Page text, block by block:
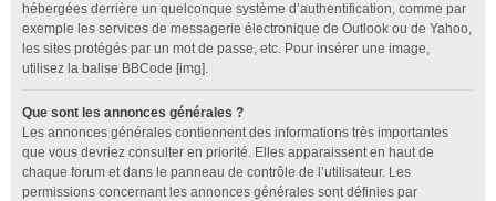
hébergées derrière un quelconque système d’authentification, comme par
exemple les services de messagerie électronique de Outlook ou de Yahoo,
les sites protégés par un mot de passe, etc. Pour insérer une image,
utilisez la balise BBCode [img].
Que sont les annonces générales ?
Les annonces générales contiennent des informations très importantes
que vous devriez consulter en priorité. Elles apparaissent en haut de
chaque forum et dans le panneau de contrôle de l’utilisateur. Les
permissions concernant les annonces générales sont définies par